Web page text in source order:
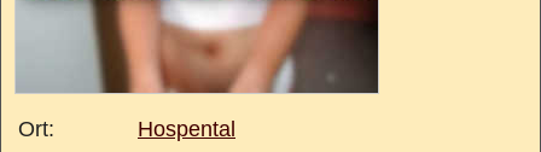
Ort:
Hospental